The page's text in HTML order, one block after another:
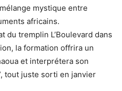
mystique entre
africains.
du tremplin L’Boulevard dans
la formation offrira un
et interprétera son
tout juste sorti en janvier